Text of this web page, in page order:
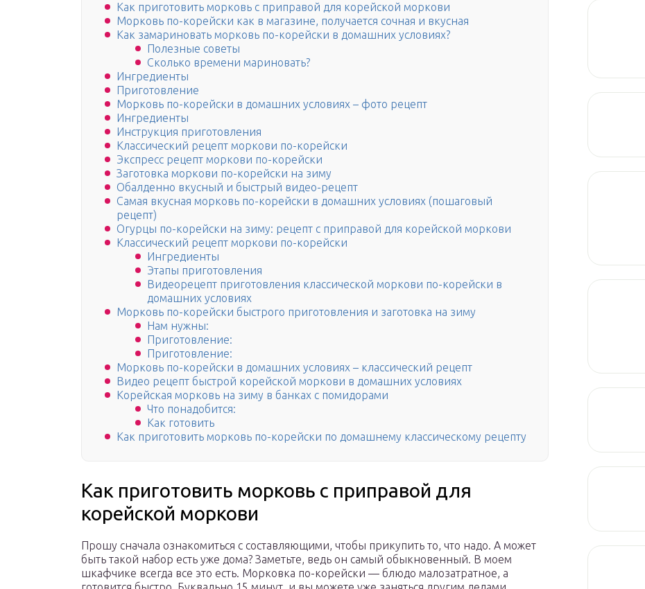
Как приготовить морковь с приправой для корейской моркови
Морковь по-корейски как в магазине, получается сочная и вкусная
Как замариновать морковь по-корейски в домашних условиях?
Полезные советы
Сколько времени мариновать?
Ингредиенты
Приготовление
Морковь по-корейски в домашних условиях – фото рецепт
Ингредиенты
Инструкция приготовления
Классический рецепт моркови по-корейски
Экспресс рецепт моркови по-корейски
Заготовка моркови по-корейски на зиму
Обалденно вкусный и быстрый видео-рецепт
Самая вкусная морковь по-корейски в домашних условиях (пошаговый
рецепт)
Огурцы по-корейски на зиму: рецепт с приправой для корейской моркови
Классический рецепт моркови по-корейски
Ингредиенты
Этапы приготовления
Видеорецепт приготовления классической моркови по-корейски в
домашних условиях
Морковь по-корейски быстрого приготовления и заготовка на зиму
Нам нужны:
Приготовление:
Приготовление:
Морковь по-корейски в домашних условиях – классический рецепт
Видео рецепт быстрой корейской моркови в домашних условиях
Корейская морковь на зиму в банках с помидорами
Что понадобится:
Как готовить
Как приготовить морковь по-корейски по домашнему классическому рецепту
Как приготовить морковь с приправой для
корейской моркови
Прошу сначала ознакомиться с составляющими, чтобы прикупить то, что надо. А может
быть такой набор есть уже дома? Заметьте, ведь он самый обыкновенный. В моем
шкафчике всегда все это есть. Морковка по-корейски — блюдо малозатратное, а